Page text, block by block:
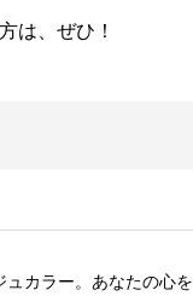
は、ぜひ！
ュカラー。あなたの心を